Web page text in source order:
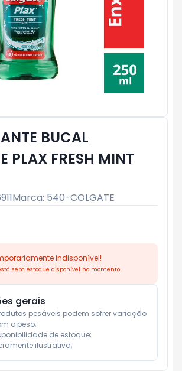
BUCAL
PLAX FRESH MINT
Marca: 540-COLGATE
indisponível!
sem estoque disponível no momento.
gerais
pesáveis podem sofrer variação
o peso;
de estoque;
ilustrativa;